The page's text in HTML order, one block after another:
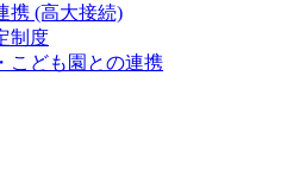
携 (高大接続)
制度
こども園との連携